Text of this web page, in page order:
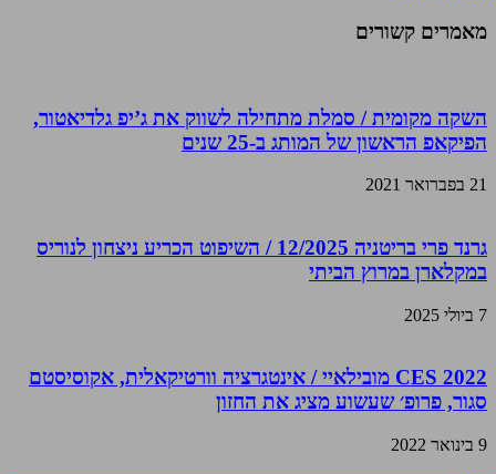
מאמרים קשורים
השקה מקומית / סמלת מתחילה לשווק את ג’יפ גלדיאטור,
הפיקאפ הראשון של המותג ב-25 שנים
21 בפברואר 2021
גרנד פרי בריטניה 12/2025 / השיפוט הכריע ניצחון לנוריס
במקלארן במרוץ הביתי
7 ביולי 2025
CES 2022 מובילאיי / אינטגרציה וורטיקאלית, אקוסיסטם
סגור, פרופ׳ שעשוע מציג את החזון
9 בינואר 2022